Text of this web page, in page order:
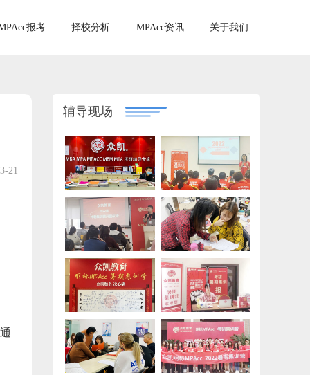
报考 择校分析 MPAcc资讯 关于我们
21
辅导现场